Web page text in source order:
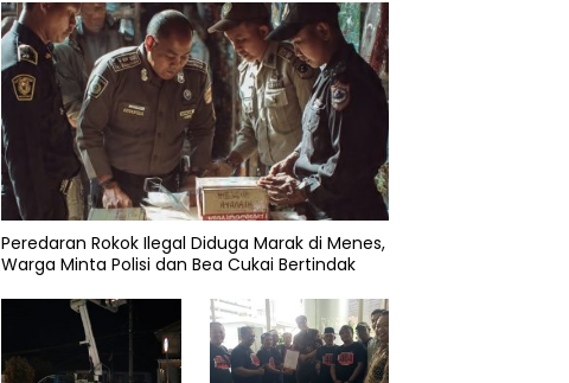
Peredaran Rokok Ilegal Diduga Marak di Menes,
Warga Minta Polisi dan Bea Cukai Bertindak